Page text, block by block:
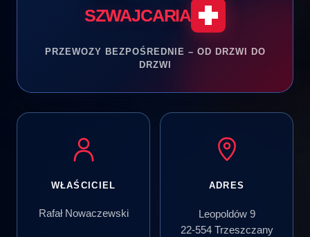
SZWAJCARIA
PRZEWOZY BEZPOŚREDNIE – OD DRZWI DO
DRZWI
WŁAŚCICIEL
Rafał Nowaczewski
ADRES
Leopoldów 9
22-554 Trzeszczany